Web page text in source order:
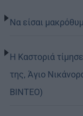
Να είσαι
Η Καστοριά
της, Άγιο
ΒΙΝΤΕΟ)